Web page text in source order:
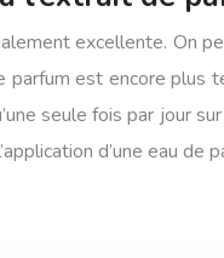
excellente. On
est encore plus
seule fois par jour
d’une eau